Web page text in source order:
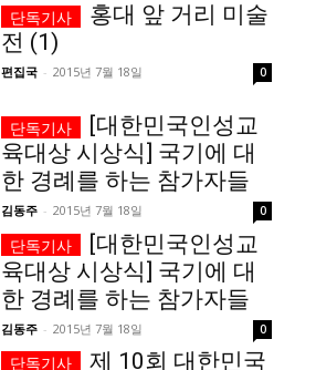
홍대 앞 거리 미술
전 (1)
편집국 - 2015년 7월 18일 0
[대한민국인성교
육대상 시상식] 국기에 대
한 경례를 하는 참가자들
김동주 - 2015년 7월 18일 0
[대한민국인성교
육대상 시상식] 국기에 대
한 경례를 하는 참가자들
김동주 - 2015년 7월 18일 0
제 10회 대한민국